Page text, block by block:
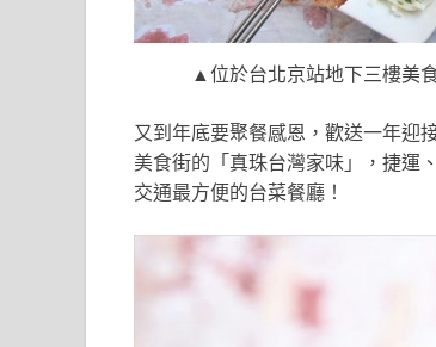
▲位於台北京站地下三樓美
又到年底要聚餐感恩，歡送一年迎
美食街的「真珠台灣家味」，捷運
交通最方便的台菜餐廳！